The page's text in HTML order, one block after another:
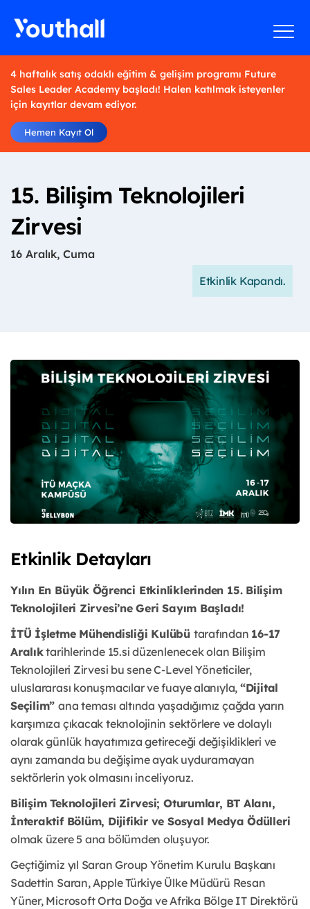
4 haftalık satış odaklı eğitim & gelişim programı Future
Sales Leader Academy başladı! Halen katılmak isteyenler
için kayıtlar devam ediyor.
Hemen Kayıt Ol
15. Bilişim Teknolojileri
Zirvesi
16 Aralık, Cuma
Etkinlik Kapandı.
Etkinlik Detayları
Yılın En Büyük Öğrenci Etkinliklerinden 15. Bilişim
Teknolojileri Zirvesi’ne Geri Sayım Başladı!
İTÜ İşletme Mühendisliği Kulübü tarafından 16-17
Aralıktarihlerinde 15.si düzenlenecek olan Bilişim
Teknolojileri Zirvesi bu sene C-Level Yöneticiler,
uluslararası konuşmacılar ve fuaye alanıyla, “Dijital
Seçilim” ana teması altında yaşadığımız çağda yarın
karşımıza çıkacak teknolojinin sektörlere ve dolaylı
olarak günlük hayatımıza getireceği değişiklikleri ve
aynı zamanda bu değişime ayak uyduramayan
sektörlerin yok olmasını inceliyoruz.
Bilişim Teknolojileri Zirvesi; Oturumlar, BT Alanı,
İnteraktif Bölüm, Dijifikir ve Sosyal Medya Ödülleri
olmak üzere 5 ana bölümden oluşuyor.
Geçtiğimiz yıl Saran Group Yönetim Kurulu Başkanı
Sadettin Saran, Apple Türkiye Ülke Müdürü Resan
Yüner, Microsoft Orta Doğa ve Afrika Bölge IT Direktörü